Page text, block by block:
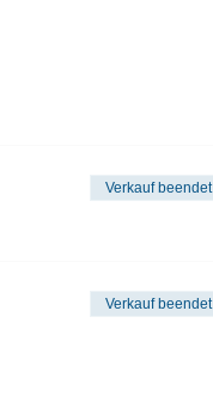
Verkauf beendet
Verkauf beendet